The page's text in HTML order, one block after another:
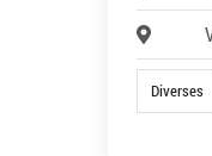
Diverses